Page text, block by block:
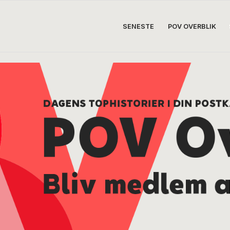
SENESTE POV OVERBLIK